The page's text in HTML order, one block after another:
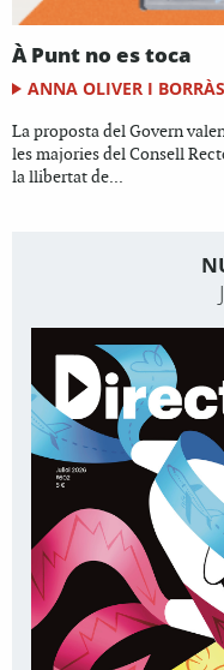
À Punt no es toca
ANNA OLIVER I BORRÀS
La proposta del Govern
les majories del Consell
la llibertat de...